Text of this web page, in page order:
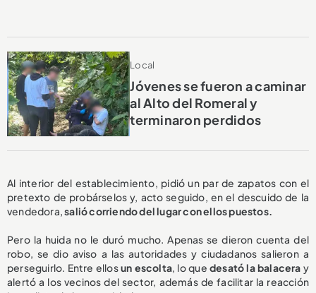
Local
Jóvenes se fueron a caminar
al Alto del Romeral y
terminaron perdidos
Al interior del establecimiento, pidió un par de zapatos con el
pretexto de probárselos y, acto seguido, en el descuido de la
vendedora,salió corriendo del lugar con ellos puestos.
Pero la huida no le duró mucho. Apenas se dieron cuenta del
robo, se dio aviso a las autoridades y ciudadanos salieron a
perseguirlo. Entre ellosun escolta, lo que desató la balacera y
alertó a los vecinos del sector, además de facilitar la reacción